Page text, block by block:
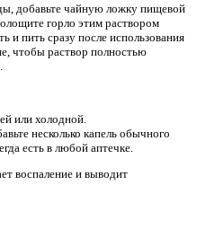
добавьте чайную ложку пищевой
горло этим раствором
и пить сразу после использования
чтобы раствор полностью
или холодной.
несколько капель обычного
есть в любой аптечке.
воспаление и выводит